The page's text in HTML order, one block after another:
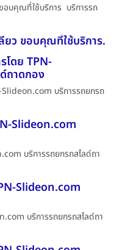
อบคุณที่ใช้บริการ บริการรถ
ว ขอบคุณที่ใช้บริการ.
โดย TPN-
ถาดกอง
Slideon.com บริการรถยกรถ
Slideon.com
บริการรถยกรถสไลด์ถา
Slideon.com
บริการรถยกรถสไลด์ถา